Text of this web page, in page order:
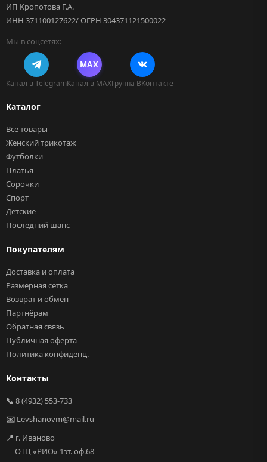
ИП Кропотова Г.А.
ИНН 371100127622/ ОГРН 304371121500022
Мы в соцсетях:
Канал в Telegram
MAX
Канал в MAXГруппа ВКонтакте
Каталог
Все товары
Женский трикотаж
Футболки
Платья
Сорочки
Спорт
Детские
Последний шанс
Покупателям
Доставка и оплата
Размерная сетка
Возврат и обмен
Партнёрам
Обратная связь
Публичная оферта
Политика конфиденц.
Контакты
📞 8 (4932) 553-733
✉️ Levshanovm@mail.ru
📍 г. Иваново
ОТЦ «РИО» 1эт. оф.68